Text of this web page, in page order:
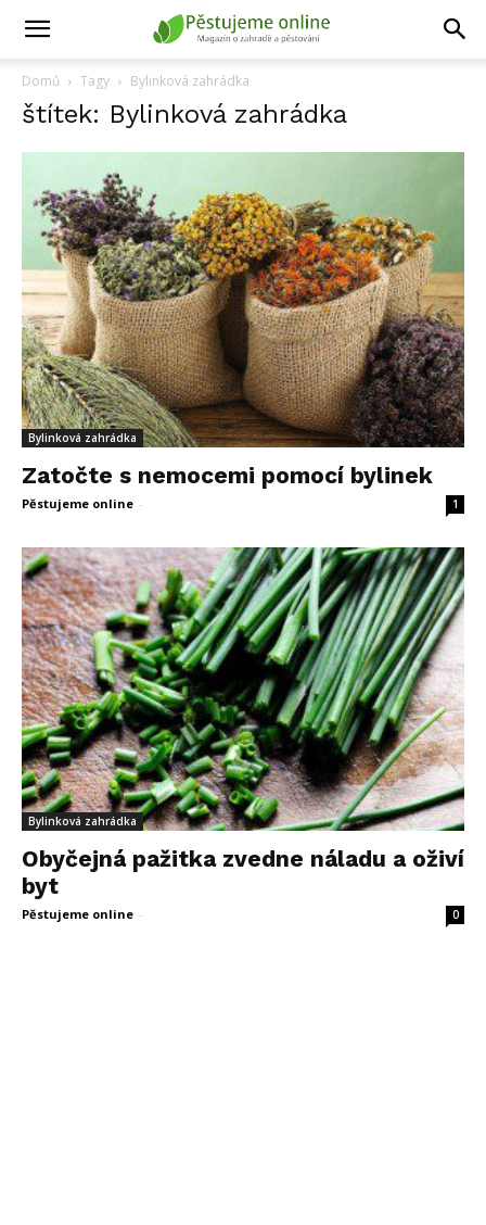
Domů Tagy Bylinková zahrádka
štítek: Bylinková zahrádka
Bylinková zahrádka
Zatočte s nemocemi pomocí bylinek
Pěstujeme online - 1
Bylinková zahrádka
Obyčejná pažitka zvedne náladu a oživí
byt
Pěstujeme online - 0